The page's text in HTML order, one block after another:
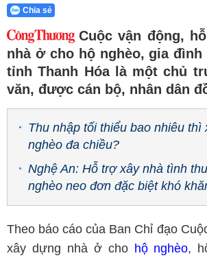
Chia sẻ
Cuộc vận động,
nhà ở cho hộ nghèo, gia
tỉnh Thanh Hóa là một chủ
văn, được cán bộ, nhân dân
Thu nhập tối thiểu bao nhiêu thì
nghèo đa chiều?
Nghệ An: Hỗ trợ xây nhà tình
nghèo neo đơn đặc biệt khó
Theo báo cáo của Ban Chỉ đạo
xây dựng nhà ở cho hộ nghèo,